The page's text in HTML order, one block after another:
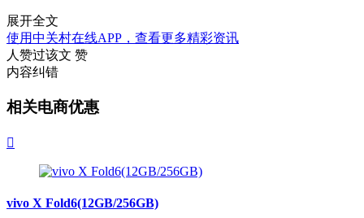
展开全文
使用中关村在线APP，查看更多精彩资讯
人赞过该文 赞
内容纠错
相关电商优惠

vivo X Fold6(12GB/256GB)